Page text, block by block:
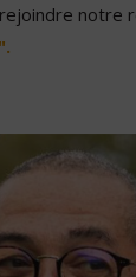
notre